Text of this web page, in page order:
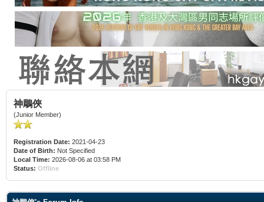
神鵰俠
(Junior Member)
Registration Date: 2021-04-23
Date of Birth: Not Specified
Local Time: 2026-08-06 at 03:58 PM
Status: Offline